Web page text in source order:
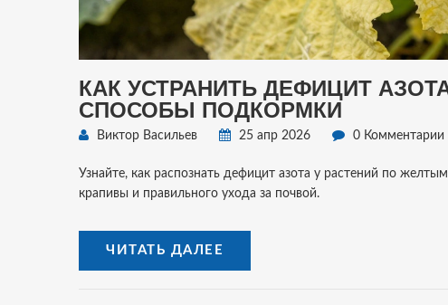
КАК УСТРАНИТЬ ДЕФИЦИТ
СПОСОБЫ ПОДКОРМКИ
Виктор Васильев 25 апр 2026 0 Комментарии
Узнайте, как распознать дефицит азота у растений по
крапивы и правильного ухода за почвой.
ЧИТАТЬ ДАЛЕЕ